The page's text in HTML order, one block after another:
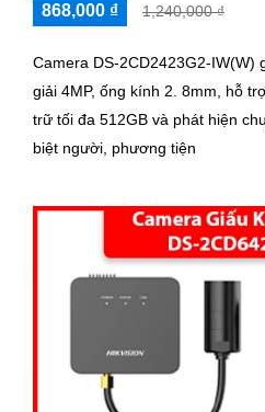
868,000 ₫ 1,240,000 ₫
Camera DS-2CD2423G2-IW(W)
giải 4MP, ống kính 2. 8mm, hỗ
trữ tối đa 512GB và phát hiện
biệt người, phương tiện